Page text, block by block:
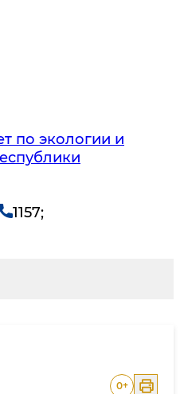
по экологии и
1157;
0+